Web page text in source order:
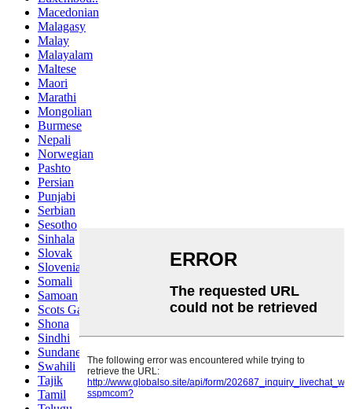
Macedonian
Malagasy
Malay
Malayalam
Maltese
Maori
Marathi
Mongolian
Burmese
Nepali
Norwegian
Pashto
Persian
Punjabi
Serbian
Sesotho
Sinhala
Slovak
Slovenian
Somali
Samoan
Scots Gaelic
Shona
Sindhi
Sundanese
Swahili
Tajik
Tamil